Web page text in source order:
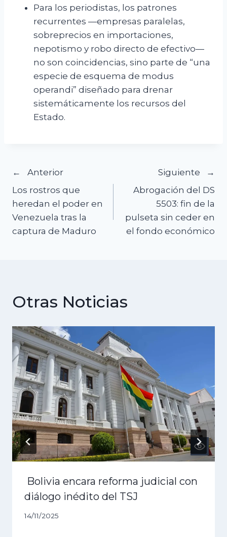
Para los periodistas, los patrones
recurrentes —empresas paralelas,
sobreprecios en importaciones,
nepotismo y robo directo de efectivo—
no son coincidencias, sino parte de “una
especie de esquema de modus
operandi” diseñado para drenar
sistemáticamente los recursos del
Estado.
Navegación
de
entradas
Anterior
Los rostros que
heredan el poder en
Venezuela tras la
captura de Maduro
Siguiente
Abrogación del DS
5503: fin de la
pulseta sin ceder en
el fondo económico
Otras Noticias
Bolivia encara reforma judicial con
diálogo inédito del TSJ
14/11/2025